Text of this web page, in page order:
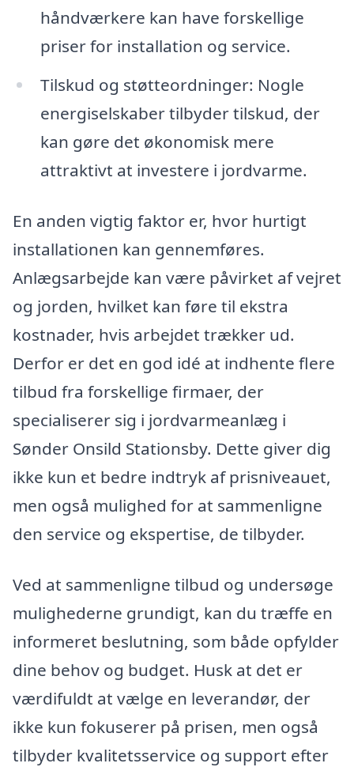
håndværkere kan have forskellige
priser for installation og service.
Tilskud og støtteordninger: Nogle
energiselskaber tilbyder tilskud, der
kan gøre det økonomisk mere
attraktivt at investere i jordvarme.
En anden vigtig faktor er, hvor hurtigt
installationen kan gennemføres.
Anlægsarbejde kan være påvirket af vejret
og jorden, hvilket kan føre til ekstra
kostnader, hvis arbejdet trækker ud.
Derfor er det en god idé at indhente flere
tilbud fra forskellige firmaer, der
specialiserer sig i jordvarmeanlæg i
Sønder Onsild Stationsby. Dette giver dig
ikke kun et bedre indtryk af prisniveauet,
men også mulighed for at sammenligne
den service og ekspertise, de tilbyder.
Ved at sammenligne tilbud og undersøge
mulighederne grundigt, kan du træffe en
informeret beslutning, som både opfylder
dine behov og budget. Husk at det er
værdifuldt at vælge en leverandør, der
ikke kun fokuserer på prisen, men også
tilbyder kvalitetsservice og support efter